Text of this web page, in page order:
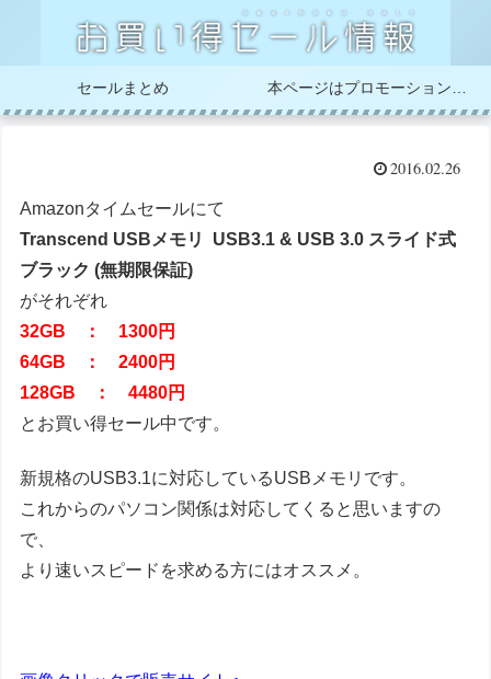
セールまとめ
2016.02.26
Amazonタイムセールにて
Transcend USBメモリ USB3.1 & USB 3.0 スライド式
ブラック (無期限保証)
がそれぞれ
32GB ： 1300円
64GB ： 2400円
128GB ： 4480円
とお買い得セール中です。
新規格のUSB3.1に対応しているUSBメモリです。
これからのパソコン関係は対応してくると思いますの
で、
より速いスピードを求める方にはオススメ。